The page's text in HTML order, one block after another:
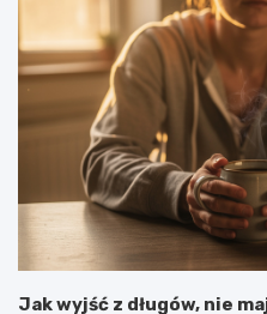
Jak wyjść z długów, nie